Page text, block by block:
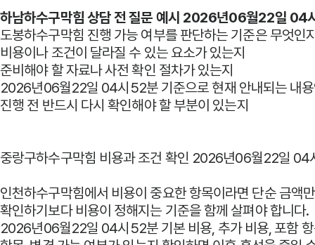
하남하수구막힘 상담 전 질문 예시 2026년06월22일 04
도봉하수구막힘 진행 가능 여부를 판단하는 기준은 무엇인
비용이나 조건이 달라질 수 있는 요소가 있는지
준비해야 할 자료나 사전 확인 절차가 있는지
2026년06월22일 04시52분 기준으로 현재 안내되는 내
진행 전 반드시 다시 확인해야 할 부분이 있는지
중랑구하수구막힘 비용과 조건 확인 2026년06월22일 04
인천하수구막힘에서 비용이 중요한 항목이라면 단순 금액만
확인하기보다 비용이 정해지는 기준을 함께 살펴야 합니다.
2026년06월22일 04시52분 기본 비용, 추가 비용, 포함